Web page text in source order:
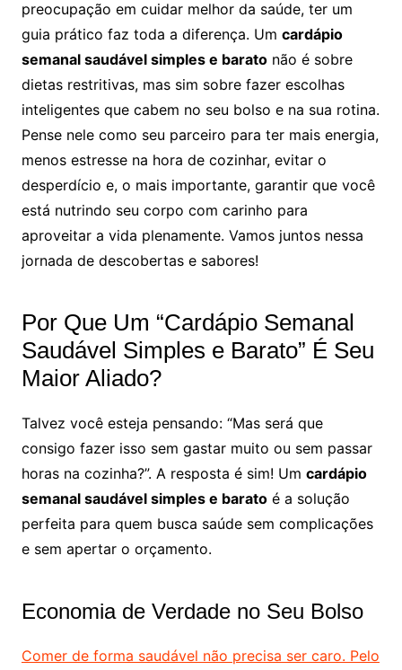
preocupação em cuidar melhor da saúde, ter um
guia prático faz toda a diferença. Um cardápio
semanal saudável simples e baratonão é sobre
dietas restritivas, mas sim sobre fazer escolhas
inteligentes que cabem no seu bolso e na sua rotina.
Pense nele como seu parceiro para ter mais energia,
menos estresse na hora de cozinhar, evitar o
desperdício e, o mais importante, garantir que você
está nutrindo seu corpo com carinho para
aproveitar a vida plenamente. Vamos juntos nessa
jornada de descobertas e sabores!
Por Que Um “Cardápio Semanal
Saudável Simples e Barato” É Seu
Maior Aliado?
Talvez você esteja pensando: “Mas será que
consigo fazer isso sem gastar muito ou sem passar
horas na cozinha?”. A resposta é sim! Um cardápio
semanal saudável simples e baratoé a solução
perfeita para quem busca saúde sem complicações
e sem apertar o orçamento.
Economia de Verdade no Seu Bolso
Comer de forma saudável não precisa ser caro. Pelo